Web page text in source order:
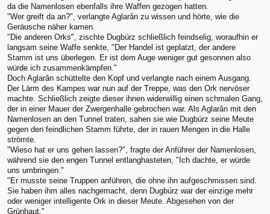
da die Namenlosen ebenfalls ihre Waffen gezogen hatten.
"Wer greift da an?", verlangte Aglarân zu wissen und hörte, wie die
Geräusche näher kamen.
"Die anderen Orks", zischte Dugbúrz schließlich feindselig, woraufhin er
langsam seine Waffe senkte, "Der Handel ist geplatzt, der andere
Stamm ist uns überlegen. Er ist dem Auge weniger gut gesonnen also
würde ich zusammenkämpfen."
Doch Aglarân schüttelte den Kopf und verlangte nach einem Ausgang.
Der Lärm des Kampes war nun auf der Treppe, was den Ork nervöser
machte. Schließlich zeigte dieser ihnen widerwillig einen schmalen Gang,
der in einer Mauer der Zwergenhalle gebrochen war. Als Aglarân mit den
Namenlosen an den Tunnel traten, sahen sie wie Dugbúrz seine Meute
gegen den feindlichen Stamm führte, der in rauen Mengen in die Halle
strömte.
"Wieso hat er uns gehen lassen?", fragte der Anführer der Namenlosen,
während sie den engen Tunnel entlanghasteten, "Ich dachte, er würde
uns umbringen."
"Er musste seine Truppen anführen, die ohne ihn aufgeschmissen sind.
Sie haben ihm alles nachgemacht, denn Dugbúrz war der einzige mehr
oder weniger intelligente Ork in dieser Meute. Abgesehen von der
Grünhaut."